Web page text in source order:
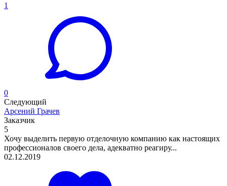
1
0
Следующий
Арсений Грачев
Заказчик
5
Хочу выделить первую отделочную компанию как настоящих
профессионалов своего дела, адекватно реагиру...
02.12.2019